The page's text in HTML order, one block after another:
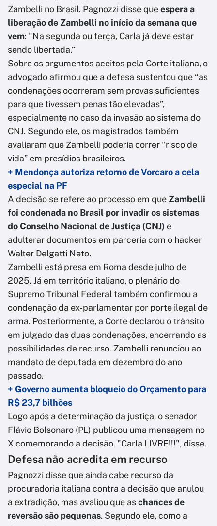
Zambelli no Brasil. Pagnozzi disse queespera a
liberação de Zambelli no início da semana que
vem: "Na segunda ou terça, Carla já deve estar
sendo libertada.”
Sobre os argumentos aceitos pela Corte italiana, o
advogado afirmou que a defesa sustentou que “as
condenações ocorreram sem provas suficientes
para que tivessem penas tão elevadas”,
especialmente no caso da invasão ao sistema do
CNJ. Segundo ele, os magistrados também
avaliaram que Zambelli poderia correr “risco de
vida” em presídios brasileiros.
+ Mendonça autoriza retorno de Vorcaro a cela
especial na PF
A decisão se refere ao processo em que Zambelli
foi condenada no Brasil por invadir os sistemas
do Conselho Nacional de Justiça (CNJ) e
adulterar documentos em parceria com o hacker
Walter Delgatti Neto.
Zambelli está presa em Roma desde julho de
2025. Já em território italiano, o plenário do
Supremo Tribunal Federal também confirmou a
condenação da ex-parlamentar por porte ilegal de
arma. Posteriormente, a Corte declarou o trânsito
em julgado das duas condenações, encerrando as
possibilidades de recurso. Zambelli renunciou ao
mandato de deputada em dezembro do ano
passado.
+ Governo aumenta bloqueio do Orçamento para
R$ 23,7 bilhões
Logo após a determinação da justiça, o senador
Flávio Bolsonaro (PL) publicou uma mensagem no
X comemorando a decisão. "Carla LIVRE!!!", disse.
Defesa não acredita em recurso
Pagnozzi disse que ainda cabe recurso da
procuradoria italiana contra a decisão que anulou
a extradição, mas avaliou que aschances de
reversão são pequenas. Segundo ele, como a